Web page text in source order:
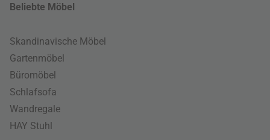
Beliebte Möbel
Skandinavische Möbel
Gartenmöbel
Büromöbel
Schlafsofa
Wandregale
HAY Stuhl